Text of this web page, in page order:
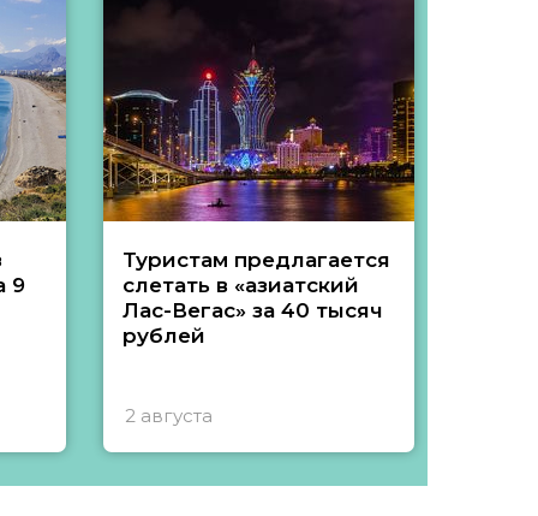
9
Туристам предлагается
слетать в «азиатский
Лас-Вегас» за 40 тысяч
рублей
2 августа